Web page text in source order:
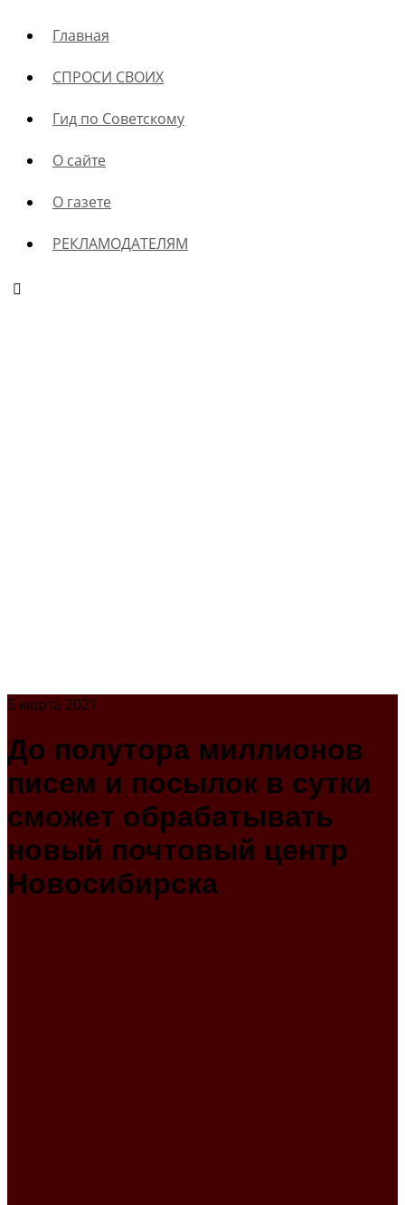
Главная
СПРОСИ СВОИХ
Гид по Советскому
О сайте
О газете
РЕКЛАМОДАТЕЛЯМ
5 марта 2021
До полутора миллионов
писем и посылок в сутки
сможет обрабатывать
новый почтовый центр
Новосибирска